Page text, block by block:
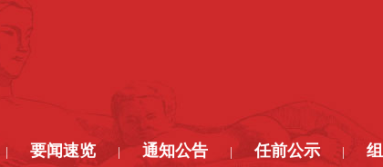
要闻速览 | 通知公告 | 任前公示 |